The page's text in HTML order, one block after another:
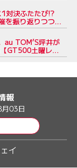
対決ふたたび!?
を振り返りつつ、
au TOM’S坪井が
GT500土曜レー
報
03日
イ